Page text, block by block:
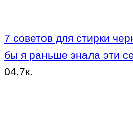
7 советов для стирки
бы я раньше знала эти
04.7к.